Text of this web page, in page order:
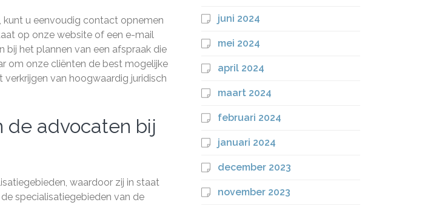
u eenvoudig contact opnemen
op onze website of een e-mail
bij het plannen van een afspraak die
om onze cliënten de best mogelijke
verkrijgen van hoogwaardig juridisch
de advocaten bij
waardoor zij in staat
specialisatiegebieden van de
juni 2024
mei 2024
april 2024
maart 2024
februari 2024
januari 2024
december 2023
november 2023